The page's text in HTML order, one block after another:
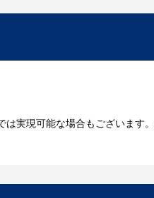
実現可能な場合もございます